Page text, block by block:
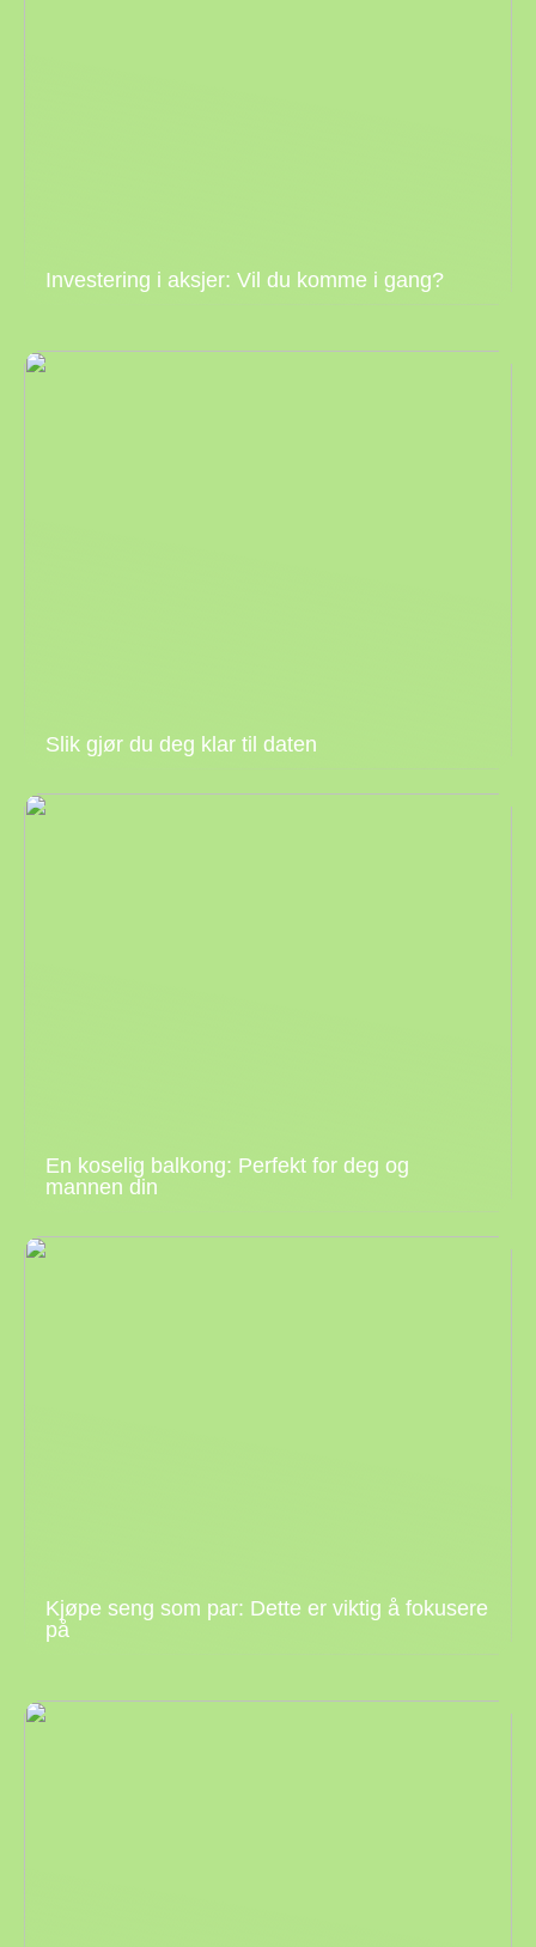
Investering i aksjer: Vil du komme i gang?
Slik gjør du deg klar til daten
En koselig balkong: Perfekt for deg og
mannen din
Kjøpe seng som par: Dette er viktig å fokusere
på